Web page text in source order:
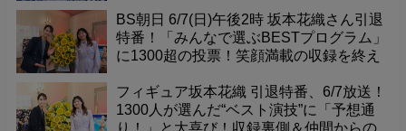
BS朝日 6/7(日)午後2時 坂本花織さん引退
特番！「みんなで選ぶBESTプログラム」
に1300超の投票！笑顔満載の収録を終え
フィギュア坂本花織 引退特番、6/7放送！
1300人が選んだ“ベスト演技”に「予想通
り！」と大喜び！収録裏側＆仲間からの